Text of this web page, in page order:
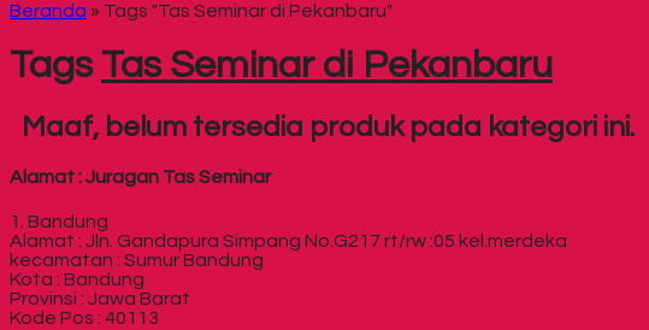
Beranda » Tags "Tas Seminar di Pekanbaru"
Tags Tas Seminar di Pekanbaru
Maaf, belum tersedia produk pada kategori ini.
Alamat : Juragan Tas Seminar
1. Bandung
Alamat : Jln. Gandapura Simpang No.G217 rt/rw :05 kel.merdeka
kecamatan : Sumur Bandung
Kota : Bandung
Provinsi : Jawa Barat
Kode Pos : 40113